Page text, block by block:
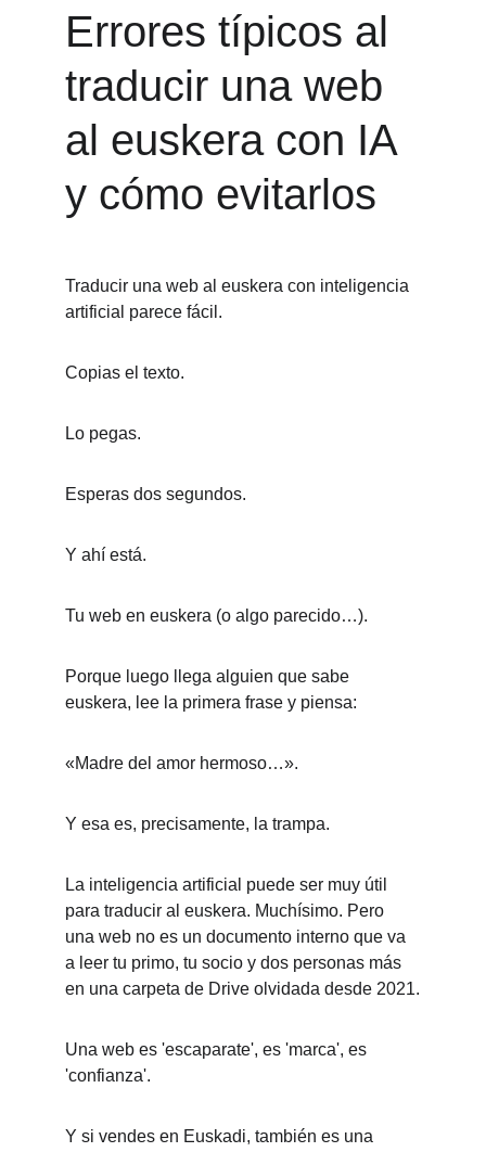
Errores típicos al
traducir una web
al euskera con IA
y cómo evitarlos
Traducir una web al euskera con inteligencia
artificial parece fácil.
Copias el texto.
Lo pegas.
Esperas dos segundos.
Y ahí está.
Tu web en euskera (o algo parecido…).
Porque luego llega alguien que sabe
euskera, lee la primera frase y piensa:
«Madre del amor hermoso…».
Y esa es, precisamente, la trampa.
La inteligencia artificial puede ser muy útil
para traducir al euskera. Muchísimo. Pero
una web no es un documento interno que va
a leer tu primo, tu socio y dos personas más
en una carpeta de Drive olvidada desde 2021.
Una web es 'escaparate', es 'marca', es
'confianza'.
Y si vendes en Euskadi, también es una